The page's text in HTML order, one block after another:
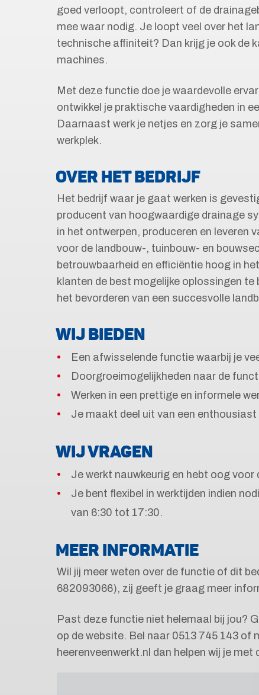
goed verloopt, controleert of de
mee waar nodig. Je loopt veel over het
technische affiniteit? Dan krijg je ook de
machines.
Met deze functie doe je waardevolle
ontwikkel je praktische vaardigheden in
Daarnaast werk je netjes en zorg je
werkplek.
OVER HET BEDRIJF
Het bedrijf waar je gaat werken is
producent van hoogwaardige drainage
in het ontwerpen, produceren en leveren
voor de landbouw-, tuinbouw- en
betrouwbaarheid en efficiëntie hoog in
klanten de best mogelijke oplossingen
het bevorderen van een succesvolle
WIJ BIEDEN
Een afwisselende functie waarbij je
Doorgroeimogelijkheden naar de
Werken in een prettige en informele
Je maakt deel uit van een
WIJ VRAGEN
Je werkt nauwkeurig en hebt oog voor
Je bent flexibel in werktijden indien
van 6:30 tot 17:30.
MEER INFORMATIE
Wil jij meer weten over de functie of dit
682093066), zij geeft je graag meer
Past deze functie niet helemaal bij jou?
op de website. Bel naar 0513 745 143 of
heerenveenwerkt.nl dan helpen wij je